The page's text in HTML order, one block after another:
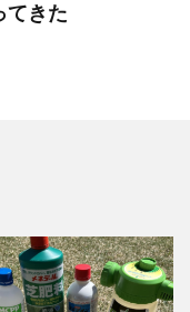
てきた